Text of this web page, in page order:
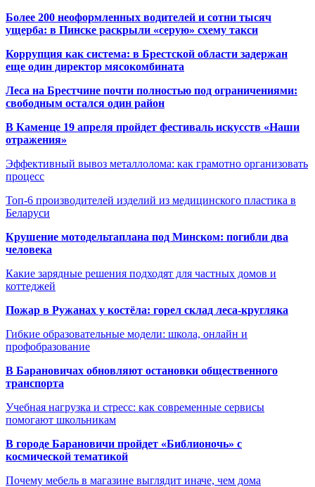
Более 200 неоформленных водителей и сотни тысяч
ущерба: в Пинске раскрыли «серую» схему такси
Коррупция как система: в Брестской области задержан
еще один директор мясокомбината
Леса на Брестчине почти полностью под ограничениями:
свободным остался один район
В Каменце 19 апреля пройдет фестиваль искусств «Наши
отражения»
Эффективный вывоз металлолома: как грамотно организовать
процесс
Топ-6 производителей изделий из медицинского пластика в
Беларуси
Крушение мотодельтаплана под Минском: погибли два
человека
Какие зарядные решения подходят для частных домов и
коттеджей
Пожар в Ружанах у костёла: горел склад леса-кругляка
Гибкие образовательные модели: школа, онлайн и
профобразование
В Барановичах обновляют остановки общественного
транспорта
Учебная нагрузка и стресс: как современные сервисы
помогают школьникам
В городе Барановичи пройдет «Библионочь» с
космической тематикой
Почему мебель в магазине выглядит иначе, чем дома